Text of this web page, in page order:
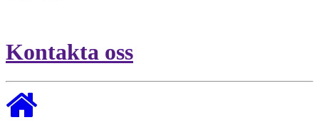
Kontakta oss